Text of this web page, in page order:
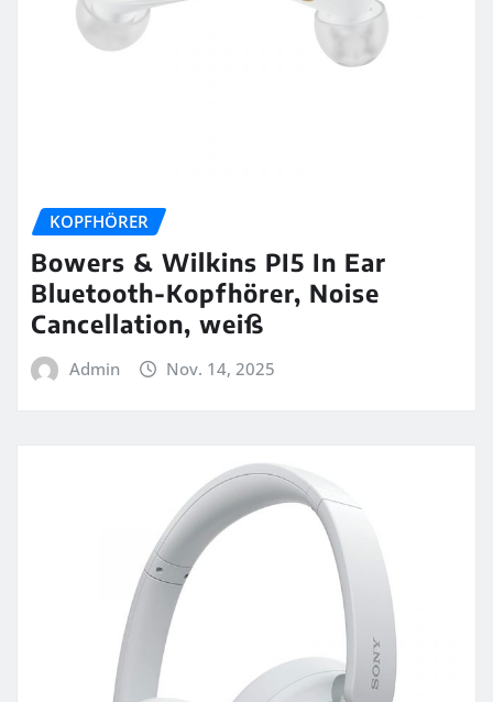
KOPFHÖRER
Bowers & Wilkins PI5 In Ear
Bluetooth-Kopfhörer, Noise
Cancellation, weiß
Admin Nov. 14, 2025